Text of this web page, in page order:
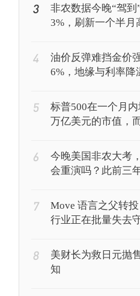
3
非农数据今晚“驾
3%，刷新一个半月
4
油价反弹难挡金价
6%，地缘与利率降
5
标普500在一个月
万亿美元的市值，
6
今晚美国非农大考
会重演吗？此前三
7
Move 语言之父转
行业正在批量失去
8
美财长为救日元抛
知